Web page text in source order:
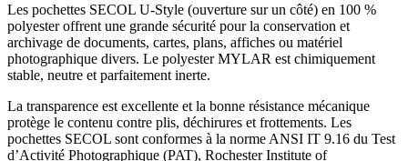
Les pochettes SECOL U-Style (ouverture sur un côté) en 100 %
polyester offrent une grande sécurité pour la conservation et
archivage de documents, cartes, plans, affiches ou matériel
photographique divers. Le polyester MYLAR est chimiquement
stable, neutre et parfaitement inerte.
La transparence est excellente et la bonne résistance mécanique
protège le contenu contre plis, déchirures et frottements. Les
pochettes SECOL sont conformes à la norme ANSI IT 9.16 du Test
d’Activité Photographique (PAT), Rochester Institute of